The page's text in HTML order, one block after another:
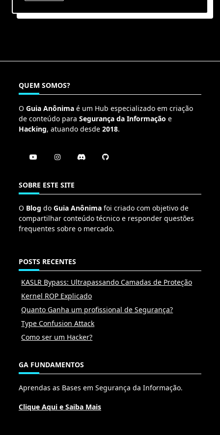
QUEM SOMOS?
O Guia Anônima é um Hub especializado em criação
de conteúdo para Segurança da Informação e
Hacking, atuando desde 2018.
SOBRE ESTE SITE
O Blog do Guia Anônima foi criado com objetivo de
compartilhar conteúdo técnico e responder questões
frequentes sobre o mercado.
POSTS RECENTES
KASLR Bypass: Ultrapassando Camadas de Proteção
Kernel ROP Explicado
Quanto Ganha um profissional de Segurança?
Type Confusion Attack
Como ser um Hacker?
GA FUNDAMENTOS
Aprendas as Bases em Segurança da Informação.
Clique Aqui e Saiba Mais